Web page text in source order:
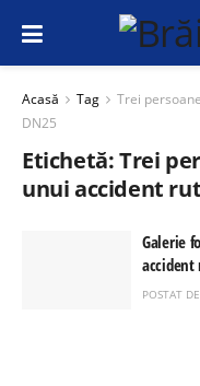
Acasă Tag
Trei
DN25
Etichetă:Trei
unui accident
Galerie
accident
POSTAT DE